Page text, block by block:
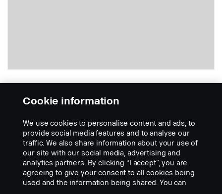
čiré sklo světlometu, Ref. 50.
Part Description:
Plně LED upgrade těles světel Hella Luminator Metal, Chromium a
také Hella Rallye 3003. Úzký světelný kužel. Ref. 50.
Dodatečná přestavba z halogenových světel na plně LED světla
znamená velký rozdíl ve výkonu a stylu.
Cookie information
We use cookies to personalise content and ads, to
provide social media features and to analyse our
traffic. We also share information about your use of
our site with our social media, advertising and
analytics partners. By clicking “I accept”, you are
agreeing to give your consent to all cookies being
used and the information being shared. You can